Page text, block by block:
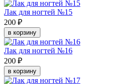
Лак для ногтей №15
200 ₽
в корзину
Лак для ногтей №16
200 ₽
в корзину